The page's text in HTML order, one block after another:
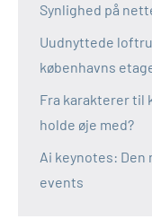
Synlighed på
Uudnyttede
københavns
Fra karakterer til
holde øje med?
Ai keynotes: Den
events